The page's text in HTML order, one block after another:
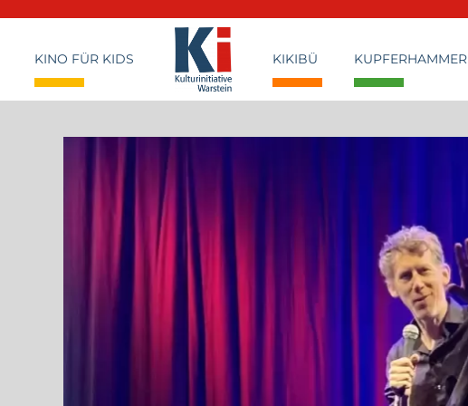
KINO FÜR KIDS KIKIBÜ KUPFERHAMMER